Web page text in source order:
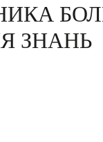
ЗНАНЬ